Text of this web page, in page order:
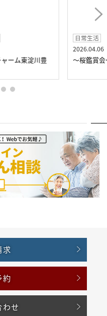
ーム東淀川豊
日常生活
2026.04.06
～桜鑑賞
求
約
せ